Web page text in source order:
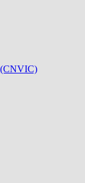
(CNVIC)